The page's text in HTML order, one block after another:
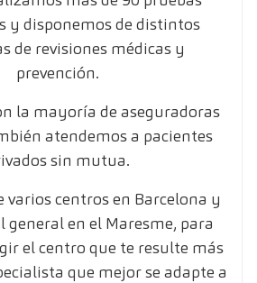
y disponemos de distintos
de revisiones médicas y
prevención.
la mayoría de aseguradoras
atendemos a pacientes
sin mutua.
varios centros en Barcelona y
general en el Maresme, para
el centro que te resulte más
que mejor se adapte a